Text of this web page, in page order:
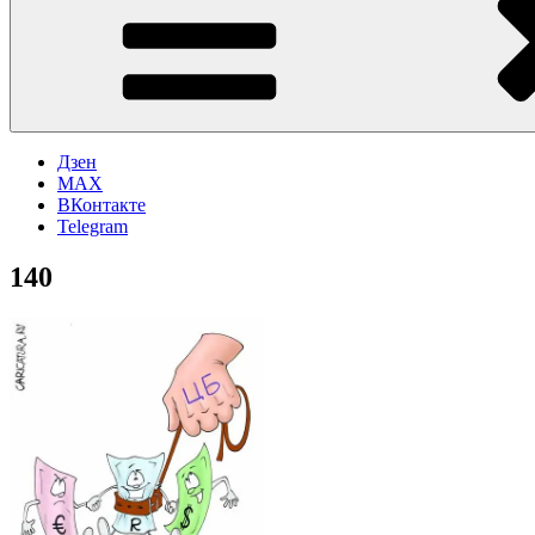
Дзен
MAX
ВКонтакте
Telegram
140